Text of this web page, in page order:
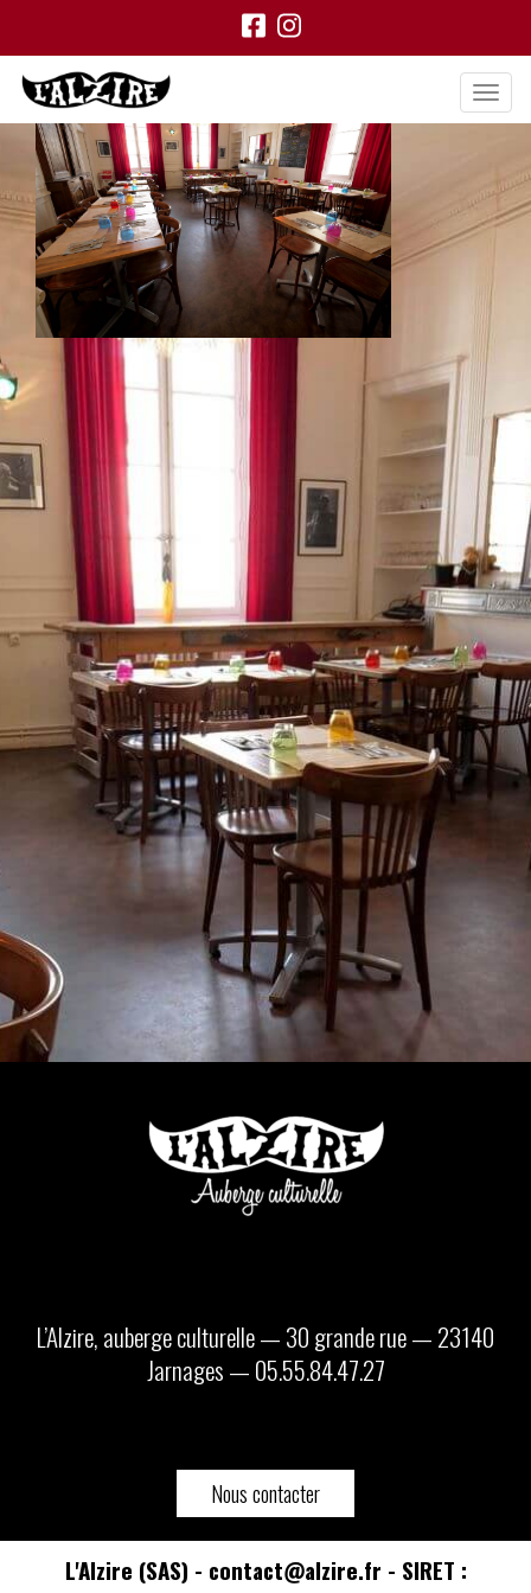
L’Alzire, auberge culturelle — 30 grande rue — 23140
Jarnages — 05.55.84.47.27
Nous contacter
L'Alzire (SAS) - contact@alzire.fr - SIRET :